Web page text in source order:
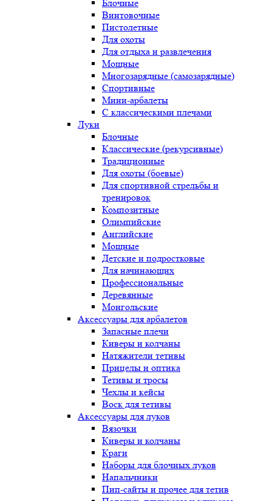
Блочные
Винтовочные
Пистолетные
Для охоты
Для отдыха и развлечения
Мощные
Многозарядные (самозарядные)
Спортивные
Мини-арбалеты
С классическими плечами
Луки
Блочные
Классические (рекурсивные)
Традиционные
Для охоты (боевые)
Для спортивной стрельбы и
тренировок
Композитные
Олимпийские
Английские
Мощные
Детские и подростковые
Для начинающих
Профессиональные
Деревянные
Монгольские
Аксессуары для арбалетов
Запасные плечи
Киверы и колчаны
Натяжители тетивы
Прицелы и оптика
Тетивы и тросы
Чехлы и кейсы
Воск для тетивы
Аксессуары для луков
Вязочки
Киверы и колчаны
Краги
Наборы для блочных луков
Напальчники
Пип-сайты и прочее для тетив